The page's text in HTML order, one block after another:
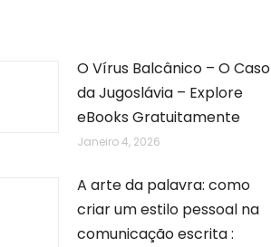
O Vírus Balcânico – O Caso
da Jugoslávia – Explore
eBooks Gratuitamente
Janeiro 4, 2026
A arte da palavra: como
criar um estilo pessoal na
comunicação escrita :